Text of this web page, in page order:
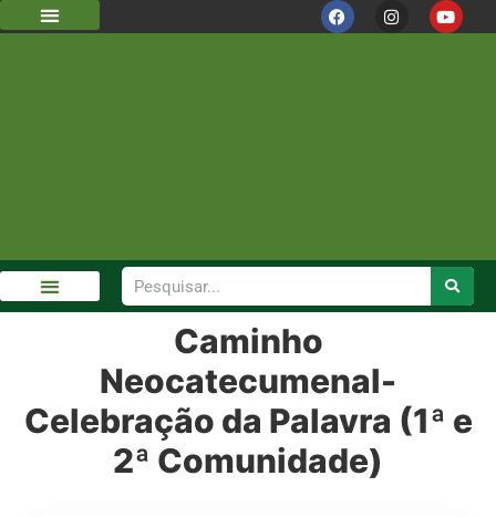
Caminho
Neocatecumenal-
Celebração da Palavra (1ª e
2ª Comunidade)